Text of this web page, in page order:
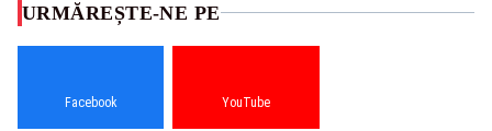
URMĂREȘTE-NE PE
Facebook YouTube